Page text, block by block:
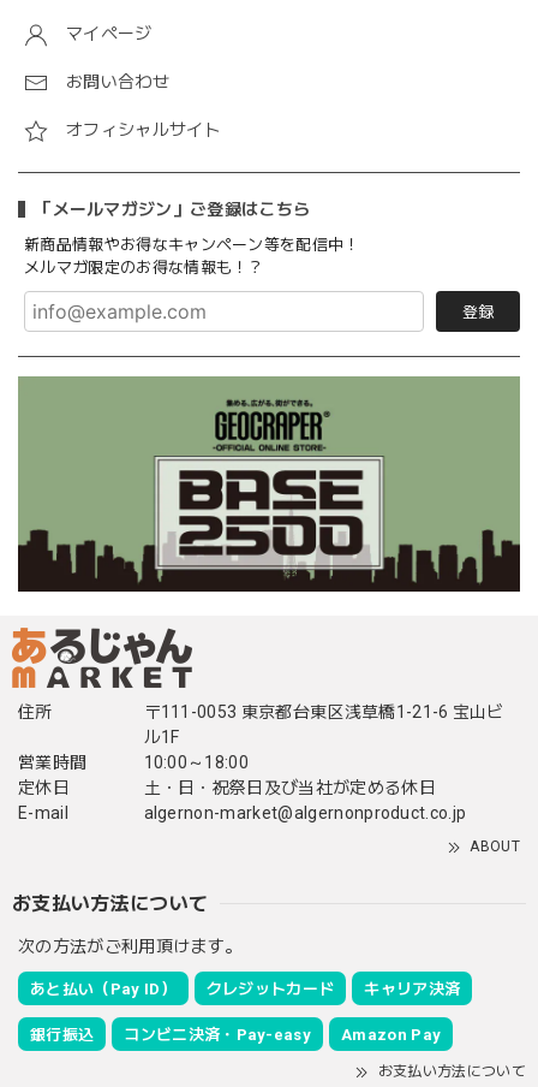
マイページ
お問い合わせ
オフィシャルサイト
「メールマガジン」ご登録はこちら
新商品情報やお得なキャンペーン等を配信中！
メルマガ限定のお得な情報も！？
登録
住所
〒111-0053 東京都台東区浅草橋1-21-6 宝山ビ
ル1F
営業時間
10:00～18:00
定休日
土・日・祝祭日及び当社が定める休日
E-mail
algernon-market@algernonproduct.co.jp
ABOUT
お支払い方法について
次の方法がご利用頂けます。
あと払い（Pay ID） クレジットカード キャリア決済
銀行振込 コンビニ決済・Pay-easy Amazon Pay
お支払い方法について